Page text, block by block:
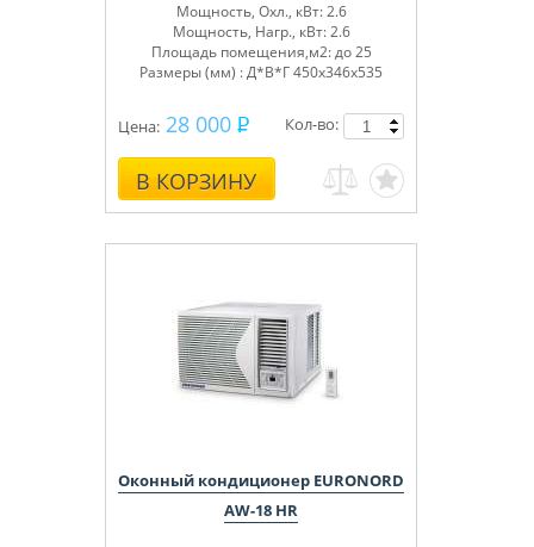
Мощность, Охл., кВт: 2.6
Мощность, Нагр., кВт: 2.6
Площадь помещения,м2: до 25
Размеры (мм) : Д*В*Г 450x346x535
Цена: 28 000
В КОРЗИНУ
Кол-во:
Оконный кондиционер EURONORD
AW-18 HR